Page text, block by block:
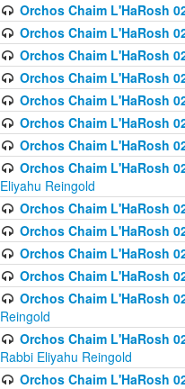
Orchos Chaim L'HaRosh
Orchos Chaim L'HaRosh
Orchos Chaim L'HaRosh
Orchos Chaim L'HaRosh
Orchos Chaim L'HaRosh
Orchos Chaim L'HaRosh
Orchos Chaim L'HaRosh
Orchos Chaim L'HaRosh
Eliyahu Reingold
Orchos Chaim L'HaRosh
Orchos Chaim L'HaRosh
Orchos Chaim L'HaRosh
Orchos Chaim L'HaRosh
Orchos Chaim L'HaRosh
Reingold
Orchos Chaim L'HaRosh
Rabbi Eliyahu Reingold
Orchos Chaim L'HaRosh